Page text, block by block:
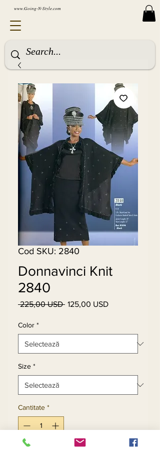
www.Going-N-Style.com
Cod SKU: 2840
Donnavinci Knit
2840
225,00 USD Preț
125,00 USDPreț
Color *
Size *
Cantitate *